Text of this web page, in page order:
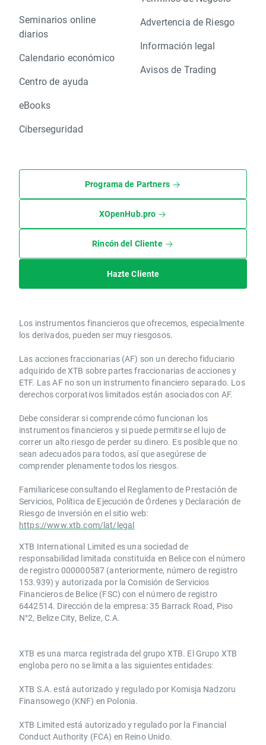
Seminarios online
diarios
Calendario económico
Centro de ayuda
eBooks
Ciberseguridad
Advertencia de Riesgo
Información legal
Avisos de Trading
Programa de Partners
XOpenHub.pro
Rincón del Cliente
Hazte Cliente
Los instrumentos financieros que ofrecemos, especialmente
los derivados, pueden ser muy riesgosos.
Las acciones fraccionarias (AF) son un derecho fiduciario
adquirido de XTB sobre partes fraccionarias de acciones y
ETF. Las AF no son un instrumento financiero separado. Los
derechos corporativos limitados están asociados con AF.
Debe considerar si comprende cómo funcionan los
instrumentos financieros y si puede permitirse el lujo de
correr un alto riesgo de perder su dinero. Es posible que no
sean adecuados para todos, así que asegúrese de
comprender plenamente todos los riesgos.
Familiarícese consultando el Reglamento de Prestación de
Servicios, Política de Ejecución de Órdenes y Declaración de
Riesgo de Inversión en el sitio web:
https://www.xtb.com/lat/legal
XTB International Limited es una sociedad de
responsabilidad limitada constituida en Belice con el número
de registro 000000587 (anteriormente, número de registro
153.939) y autorizada por la Comisión de Servicios
Financieros de Belice (FSC) con el número de registro
6442514. Dirección de la empresa: 35 Barrack Road, Piso
N°2, Belize City, Belize, C.A.
​​XTB es una marca registrada del grupo XTB. El Grupo XTB
engloba pero no se limita a las siguientes entidades:
XTB S.A.​ está autorizado y regulado por Komisja Nadzoru
Finansowego (KNF) ​en Polonia.
XTB Limited ​está autorizado y regulado por la ​Financial
Conduct Authority ​(FCA) en ​​Reino Unido.